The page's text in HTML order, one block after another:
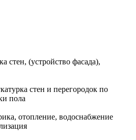
стен, (устройство фасада),
стен и перегородок по
пола
отопление, водоснабжение